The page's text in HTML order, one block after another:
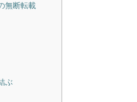
無断転載
ぶ